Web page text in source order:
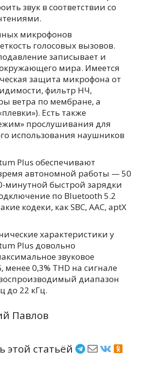
звук в соответствии со
микрофонов
голосовых вызовов.
записывает и
мира. Имеется
защита микрофона от
фильтр НЧ,
ветра по мембране, а
Есть также
прослушивания для
использования наушников
Plus обеспечивают
автономной работы — 50
минутной быстрой зарядки
по Bluetooth 5.2
кодеки, как SBC, AAC, aptX
характеристики у
Plus довольно
звуковое
менее 0,3% THD на сигнале
диапазон
до 22 кГц.
Павлов
этой статьёй